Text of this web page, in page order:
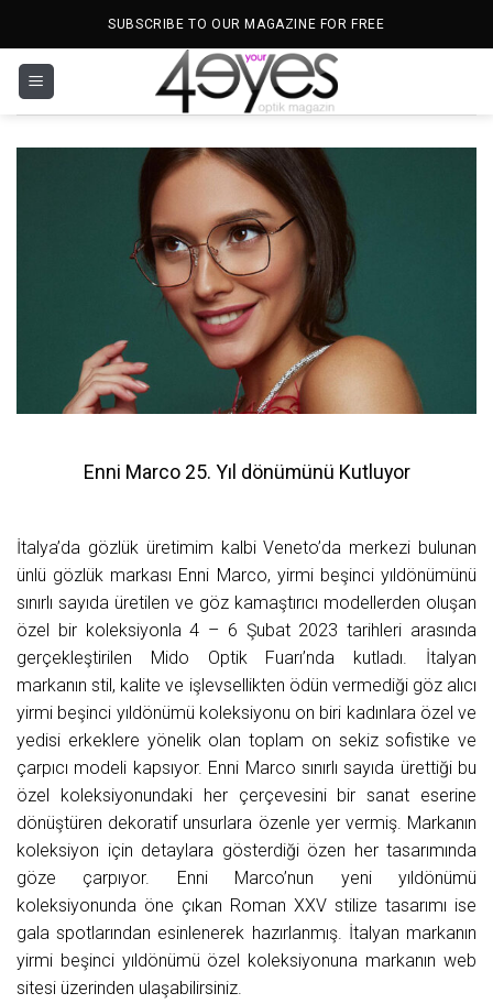
SUBSCRIBE TO OUR MAGAZINE FOR FREE
Enni Marco 25. Yıl dönümünü Kutluyor
İtalya’da gözlük üretimim kalbi Veneto’da merkezi bulunan
ünlü gözlük markası Enni Marco, yirmi beşinci yıldönümünü
sınırlı sayıda üretilen ve göz kamaştırıcı modellerden oluşan
özel bir koleksiyonla 4 – 6 Şubat 2023 tarihleri arasında
gerçekleştirilen Mido Optik Fuarı’nda kutladı. İtalyan
markanın stil, kalite ve işlevsellikten ödün vermediği göz alıcı
yirmi beşinci yıldönümü koleksiyonu on biri kadınlara özel ve
yedisi erkeklere yönelik olan toplam on sekiz sofistike ve
çarpıcı modeli kapsıyor. Enni Marco sınırlı sayıda ürettiği bu
özel koleksiyonundaki her çerçevesini bir sanat eserine
dönüştüren dekoratif unsurlara özenle yer vermiş. Markanın
koleksiyon için detaylara gösterdiği özen her tasarımında
göze çarpıyor. Enni Marco’nun yeni yıldönümü
koleksiyonunda öne çıkan Roman XXV stilize tasarımı ise
gala spotlarından esinlenerek hazırlanmış. İtalyan markanın
yirmi beşinci yıldönümü özel koleksiyonuna markanın web
sitesi üzerinden ulaşabilirsiniz.